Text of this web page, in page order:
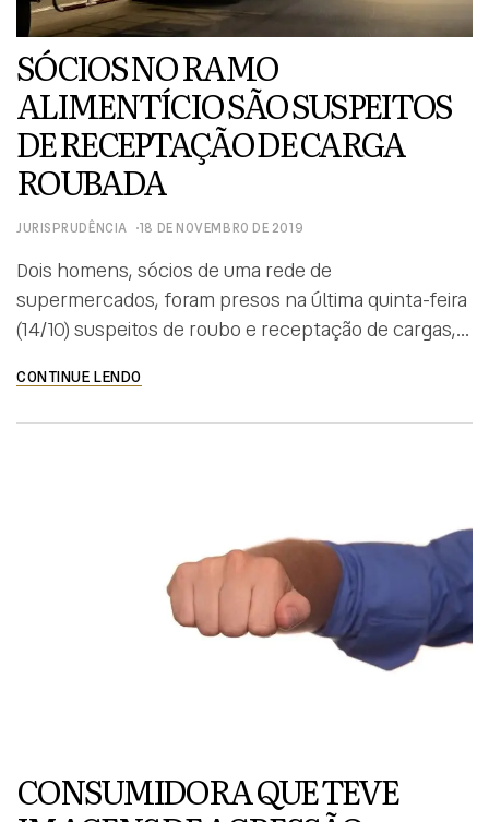
SÓCIOS NO RAMO
ALIMENTÍCIO SÃO SUSPEITOS
DE RECEPTAÇÃO DE CARGA
ROUBADA
JURISPRUDÊNCIA 18 DE NOVEMBRO DE 2019
Dois homens, sócios de uma rede de
supermercados, foram presos na última quinta-feira
(14/10) suspeitos de roubo e receptação de cargas,
Justo” e é uma parceria entre a Polícia Civil, Polícia
Rodoviária Federal e a Secretaria de Economia de
CONTINUE LENDO
CONSUMIDORA QUE TEVE